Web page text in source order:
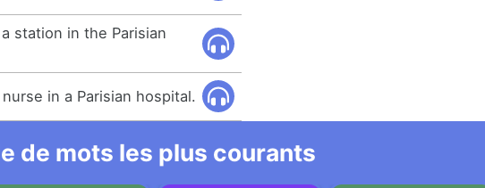
station in the Parisian
in a Parisian hospital.
de mots les plus courants